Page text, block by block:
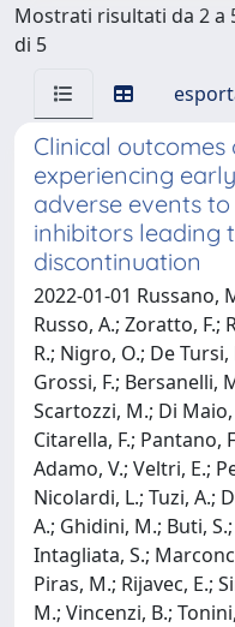
Mostrati risultati da 2 a
di 5
Clinical outcomes
experiencing
adverse events to
inhibitors leading
discontinuation
2022-01-01 Russano,
Russo, A.; Zoratto, F.;
R.; Nigro, O.; De
Grossi, F.; Bersanelli,
Scartozzi, M.; Di Maio,
Citarella, F.; Pantano,
Adamo, V.; Veltri, E.;
Nicolardi, L.; Tuzi, A.;
A.; Ghidini, M.; Buti,
Intagliata, S.;
Piras, M.; Rijavec, E.;
M.; Vincenzi, B.;